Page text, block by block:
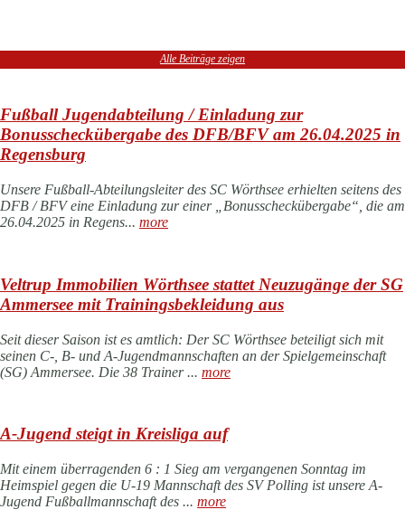
Alle Beiträge zeigen
Fußball Jugendabteilung / Einladung zur
Bonusscheckübergabe des DFB/BFV am 26.04.2025 in
Regensburg
Unsere Fußball-Abteilungsleiter des SC Wörthsee erhielten seitens des
DFB / BFV eine Einladung zur einer „Bonusscheckübergabe“, die am
26.04.2025 in Regens... more
Veltrup Immobilien Wörthsee stattet Neuzugänge der SG
Ammersee mit Trainingsbekleidung aus
Seit dieser Saison ist es amtlich: Der SC Wörthsee beteiligt sich mit
seinen C-, B- und A-Jugendmannschaften an der Spielgemeinschaft
(SG) Ammersee. Die 38 Trainer ... more
A-Jugend steigt in Kreisliga auf
Mit einem überragenden 6 : 1 Sieg am vergangenen Sonntag im
Heimspiel gegen die U-19 Mannschaft des SV Polling ist unsere A-
Jugend Fußballmannschaft des ... more